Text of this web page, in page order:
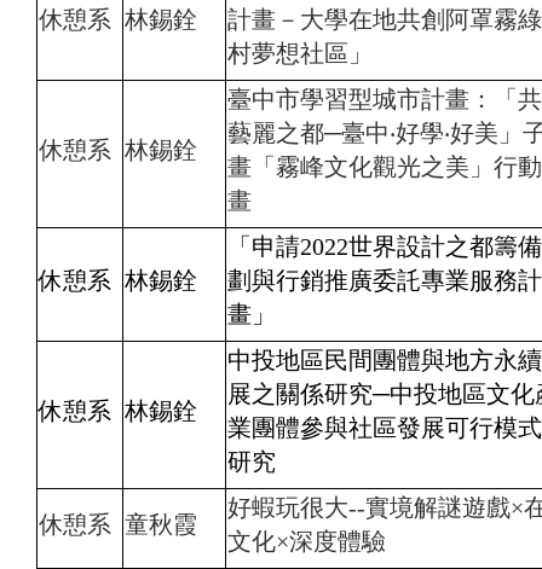
休憩系 林錫銓
計畫－大學在地共創阿罩霧
村夢想社區」
休憩系 林錫銓
臺中市學習型城市計畫：「
藝麗之都─臺中‧好學‧好美」
畫「霧峰文化觀光之美」行
畫
休憩系 林錫銓
「申請2022世界設計之都籌
劃與行銷推廣委託專業服務計
畫」
休憩系 林錫銓
中投地區民間團體與地方永
展之關係研究─中投地區文化
業團體參與社區發展可行模
研究
休憩系 童秋霞
好蝦玩很大--實境解謎遊戲×
文化×深度體驗